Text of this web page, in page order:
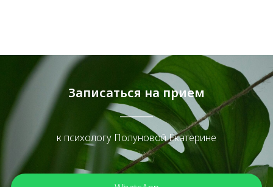
Записаться на прием
к психологу Полуновой Екатерине